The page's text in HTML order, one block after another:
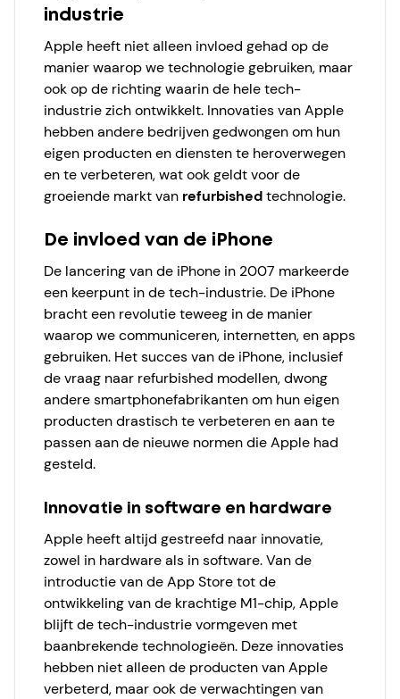
industrie
Apple heeft niet alleen invloed gehad op de
manier waarop we technologie gebruiken, maar
ook op de richting waarin de hele tech-
industrie zich ontwikkelt. Innovaties van Apple
hebben andere bedrijven gedwongen om hun
eigen producten en diensten te heroverwegen
en te verbeteren, wat ook geldt voor de
groeiende markt van refurbishedtechnologie.
De invloed van de iPhone
De lancering van de iPhone in 2007 markeerde
een keerpunt in de tech-industrie. De iPhone
bracht een revolutie teweeg in de manier
waarop we communiceren, internetten, en apps
gebruiken. Het succes van de iPhone, inclusief
de vraag naar refurbished modellen, dwong
andere smartphonefabrikanten om hun eigen
producten drastisch te verbeteren en aan te
passen aan de nieuwe normen die Apple had
gesteld.
Innovatie in software en hardware
Apple heeft altijd gestreefd naar innovatie,
zowel in hardware als in software. Van de
introductie van de App Store tot de
ontwikkeling van de krachtige M1-chip, Apple
blijft de tech-industrie vormgeven met
baanbrekende technologieën. Deze innovaties
hebben niet alleen de producten van Apple
verbeterd, maar ook de verwachtingen van